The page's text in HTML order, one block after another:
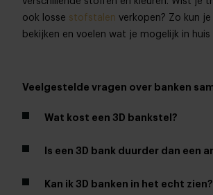
ook losse stofstalen verkopen? Zo kun
bekijken en voelen wat je mogelijk in huis
Veelgestelde vragen over banken
Wat kost een 3D bankstel?
Is een 3D bank duurder dan een
Kan ik 3D banken in het echt zien?